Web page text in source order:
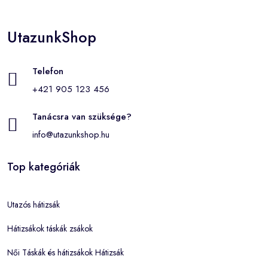
UtazunkShop
Telefon
+421 905 123 456
Tanácsra van szüksége?
info@utazunkshop.hu
Top kategóriák
Utazós hátizsák
Hátizsákok táskák zsákok
Női Táskák és hátizsákok Hátizsák